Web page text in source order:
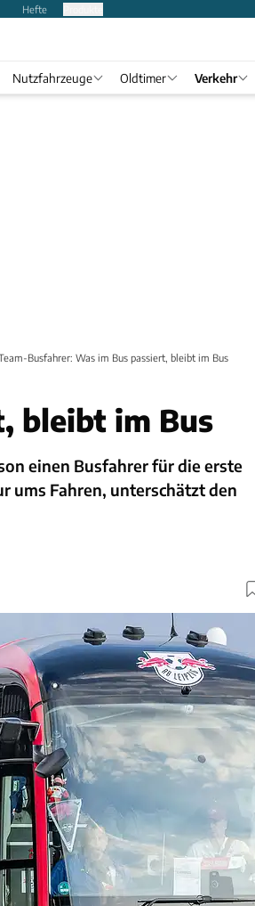
Hefte
Nutzfahrzeuge Oldtimer Verkehr
Busfahrer: Was im Bus passiert, bleibt im Bus
bleibt im Bus
einen Busfahrer für die erste
ums Fahren, unterschätzt den